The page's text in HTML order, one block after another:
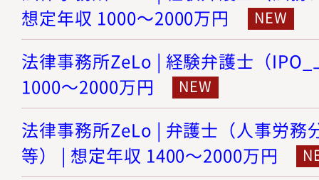
想定年収 1000～2000万円
法律事務所ZeLo | 経験弁護士（
1000～2000万円
法律事務所ZeLo | 弁護士（人事労務
等） | 想定年収 1400～2000万円